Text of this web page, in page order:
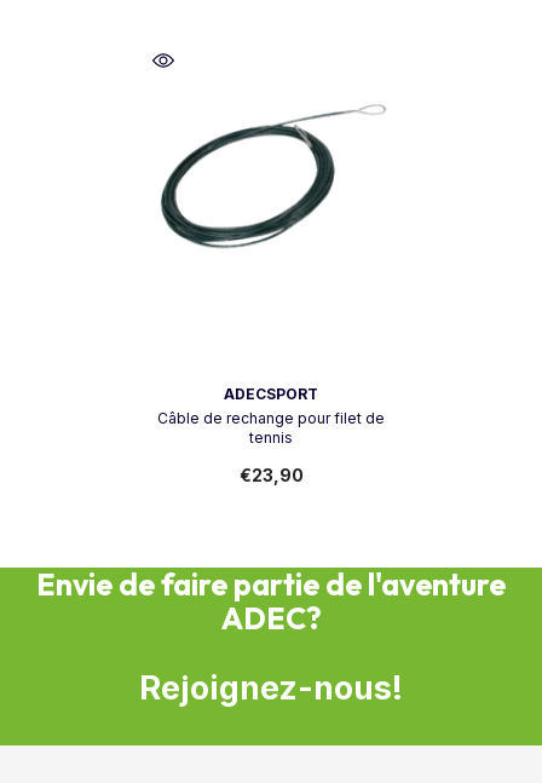
ADECSPORT
Câble de rechange pour filet de
tennis
€23,90
Envie de faire partie de l'aventure
ADEC?
Rejoignez-nous!